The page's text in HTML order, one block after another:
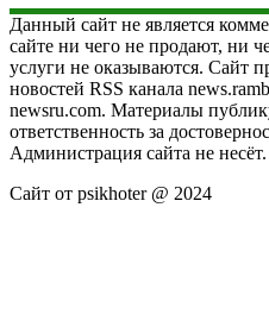
Данный сайт не является
сайте ни чего не продают, ни
услуги не оказываются. Сайт
новостей RSS канала
newsru.com. Материалы
ответственность за
Администрация сайта не несёт.
Сайт от psikhoter @ 2024